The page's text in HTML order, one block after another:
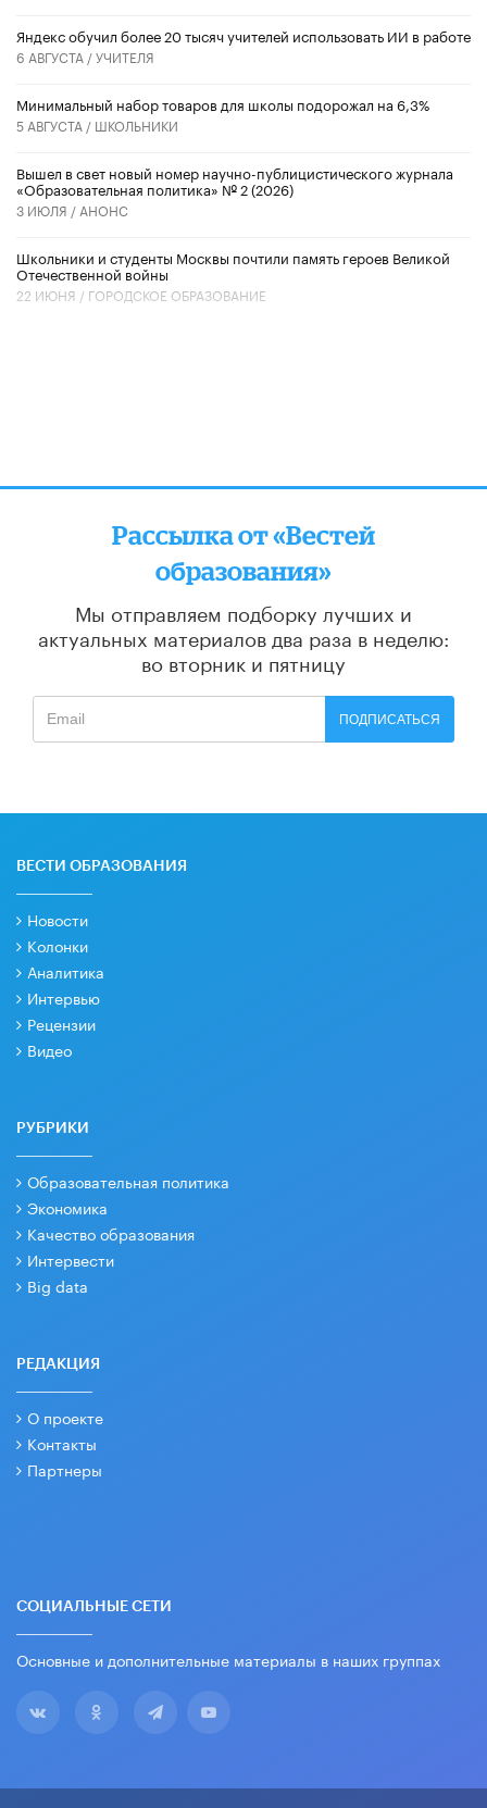
​Яндекс обучил более 20 тысяч учителей использовать ИИ в работе
6 АВГУСТА /УЧИТЕЛЯ
Минимальный набор товаров для школы подорожал на 6,3%
5 АВГУСТА / ШКОЛЬНИКИ
Вышел в свет новый номер научно-публицистического журнала
«Образовательная политика» № 2 (2026)
3 ИЮЛЯ / АНОНС
Школьники и студенты Москвы почтили память героев Великой
Отечественной войны
22 ИЮНЯ / ГОРОДСКОЕ ОБРАЗОВАНИЕ
Рассылка от «Вестей
образования»
Мы отправляем подборку лучших и
актуальных материалов два раза в неделю:
во вторник и пятницу
ПОДПИСАТЬСЯ
ВЕСТИ ОБРАЗОВАНИЯ
Новости
Колонки
Аналитика
Интервью
Рецензии
Видео
РУБРИКИ
Образовательная политика
Экономика
Качество образования
Интервести
Big data
РЕДАКЦИЯ
О проекте
Контакты
Партнеры
СОЦИАЛЬНЫЕ СЕТИ
Основные и дополнительные материалы в наших группах